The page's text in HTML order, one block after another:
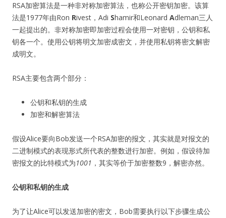
RSA加密算法是一种非对称加密算法，也称公开密钥加密。该算
法是1977年由Ron Rivest，Adi Shamir和Leonard Adleman三人
一起提出的。非对称加密即加密过程会使用一对密钥，公钥和私
钥各一个。使用公钥将明文加密成密文，并使用私钥将密文解密
成明文。
RSA主要包含两个部分：
公钥和私钥的生成
加密和解密算法
假设Alice要向Bob发送一个RSA加密的报文，其实就是对报文的
二进制模式的表现形式所代表的整数进行加密。例如，假设待加
密报文的比特模式为1001 ，其实等价于加密整数9，解密亦然。
公钥和私钥的生成
为了让Alice可以发送加密的密文，Bob需要执行以下步骤生成公